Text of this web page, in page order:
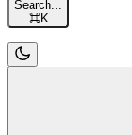
Search...
⌘K